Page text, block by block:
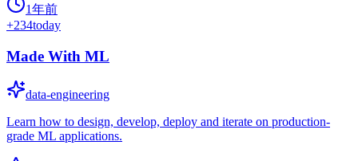
1年前
+234today
Made With ML
data-engineering
Learn how to design, develop, deploy and iterate on production-
grade ML applications.